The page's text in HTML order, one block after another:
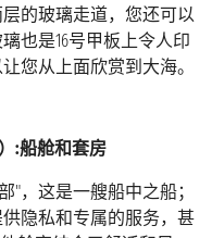
的玻璃走道，您还可以
也是16号甲板上令人印
您从上面欣赏到大海。
:船舱和套房
"，这是一艘船中之船；
隐私和专属的服务，甚